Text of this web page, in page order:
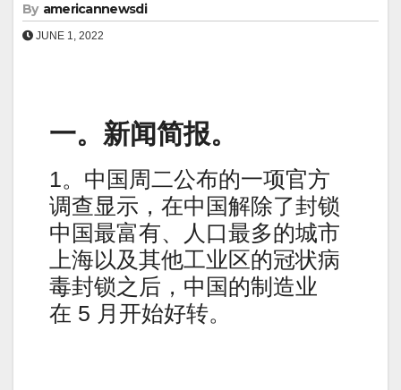
By americannewsdi
JUNE 1, 2022
一。新闻简报。
1。中国周二公布的一项官方
调查显示，在中国解除了封锁
中国最富有、人口最多的城市
上海以及其他工业区的冠状病
毒封锁之后，中国的制造业
在 5 月开始好转。